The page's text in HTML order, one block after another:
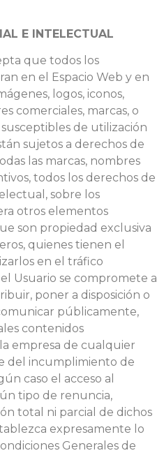
E INTELECTUAL
que todos los
en el Espacio Web y en
logos, iconos,
comerciales, marcas, o
de utilización
sujetos a derechos de
las marcas, nombres
todos los derechos de
sobre los
otros elementos
son propiedad exclusiva
quienes tienen el
en el tráfico
Usuario se compromete a
poner a disposición o
públicamente,
contenidos
empresa de cualquier
del incumplimiento de
caso el acceso al
tipo de renuncia,
total ni parcial de dichos
expresamente lo
Generales de